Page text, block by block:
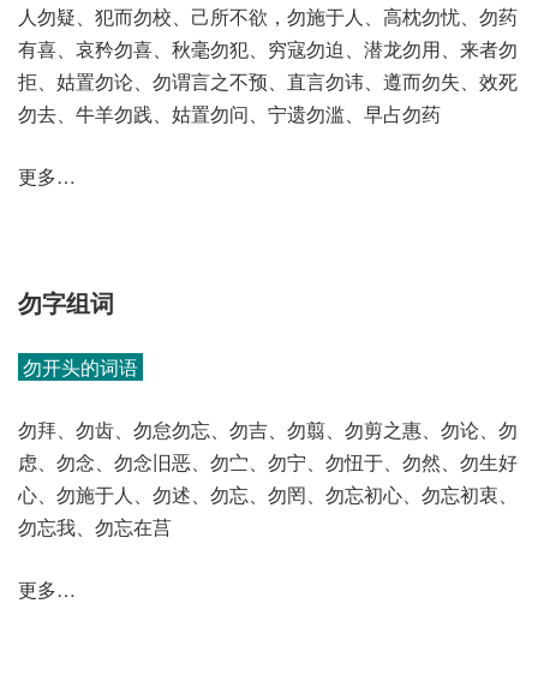
人勿疑、犯而勿校、己所不欲，勿施于人、高枕勿忧、勿药
有喜、哀矜勿喜、秋毫勿犯、穷寇勿迫、潜龙勿用、来者勿
拒、姑置勿论、勿谓言之不预、直言勿讳、遵而勿失、效死
勿去、牛羊勿践、姑置勿问、宁遗勿滥、早占勿药
更多…
勿字组词
勿开头的词语
勿拜、勿齿、勿怠勿忘、勿吉、勿翦、勿剪之惠、勿论、勿
虑、勿念、勿念旧恶、勿㝉、勿宁、勿忸于、勿然、勿生好
心、勿施于人、勿述、勿忘、勿罔、勿忘初心、勿忘初衷、
勿忘我、勿忘在莒
更多…